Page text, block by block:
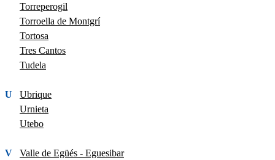
Torreperogil
Torroella de Montgrí
Tortosa
Tres Cantos
Tudela
U
Ubrique
Urnieta
Utebo
V
Valle de Egüés - Eguesibar